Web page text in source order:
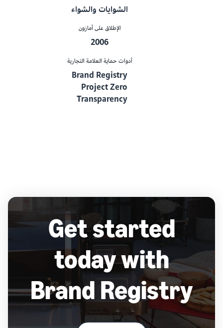
الشوايات والشواء
الإطلاق على أمازون
2006
أدوات حماية العلامة التجارية
Brand Registry
Project Zero
Transparency
Get started
today with
Brand Registry